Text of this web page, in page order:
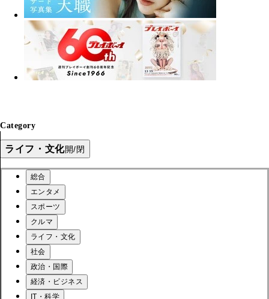
Category
ライフ・文化開/閉
総合
エンタメ
スポーツ
クルマ
ライフ・文化
社会
政治・国際
経済・ビジネス
IT・科学